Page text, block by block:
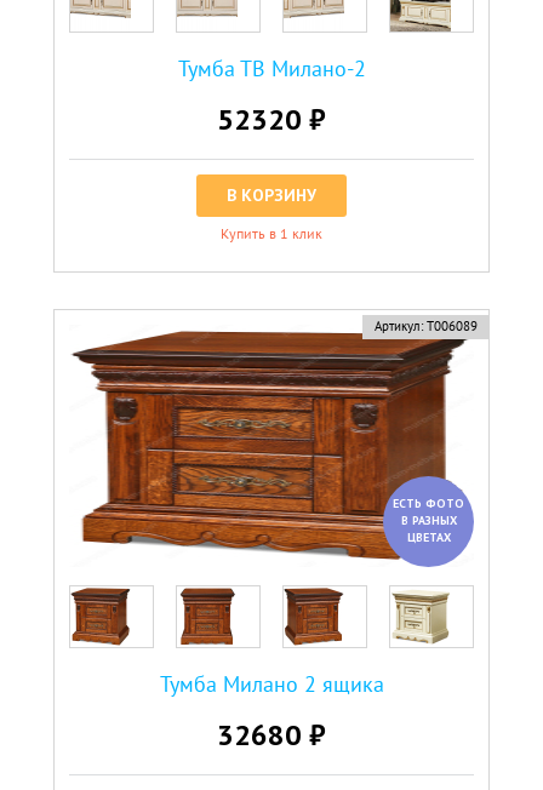
Тумба ТВ Милано-2
52320 ₽
В КОРЗИНУ
Купить в 1 клик
Артикул: Т006089
ЕСТЬ ФОТО
В РАЗНЫХ
ЦВЕТАХ
Тумба Милано 2 ящика
32680 ₽